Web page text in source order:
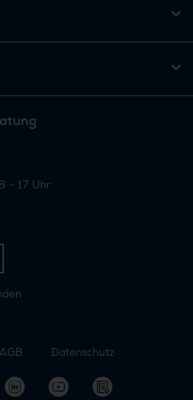
- 17 Uhr
AGB Datenschutz